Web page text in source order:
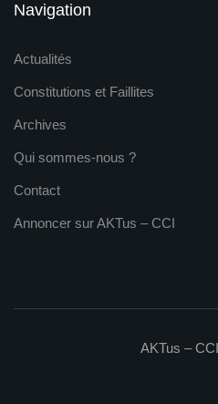
Navigation
Actualités
Constitutions et Faillites
Archives
Qui sommes-nous ?
Contact
Annoncer sur AKTus – CCI
AKTus –